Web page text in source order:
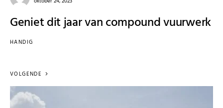
Geniet dit jaar van compound vuurwerk
HANDIG
VOLGENDE